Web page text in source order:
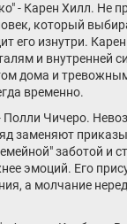
- Карен Хилл. Не
который
его изнутри.
и внутренней
дома и
временно.
Полли Чичеро.
заменяют
заботой и
эмоций. Его
а молчание